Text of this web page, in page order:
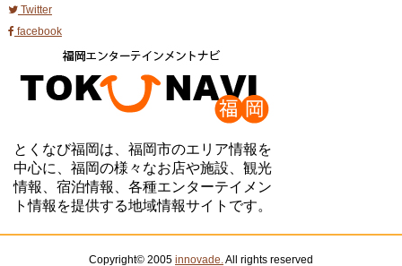
Twitter
facebook
とくなび福岡は、福岡市のエリア情報を
中心に、福岡の様々なお店や施設、観光
情報、宿泊情報、各種エンターテイメン
ト情報を提供する地域情報サイトです。
Copyright© 2005 innovade.All rights reserved